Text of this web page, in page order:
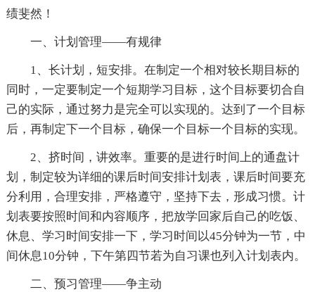
绩斐然！
一、计划管理——有规律
1、长计划，短安排。在制定一个相对较长期目标的
同时，一定要制定一个短期学习目标，这个目标要切合自
己的实际，通过努力是完全可以实现的。达到了一个目标
后，再制定下一个目标，确保一个目标一个目标的实现。
2、挤时间，讲效率。重要的是进行时间上的通盘计
划，制定较为详细的课后时间安排计划表，课后时间要充
分利用，合理安排，严格遵守，坚持下去，形成习惯。计
划表要按照时间和内容顺序，把放学回家后自己的吃饭、
休息、学习时间安排一下，学习时间以45分钟为一节，中
间休息10分钟，下午第四节若为自习课也列入计划表内。
二、预习管理——争主动